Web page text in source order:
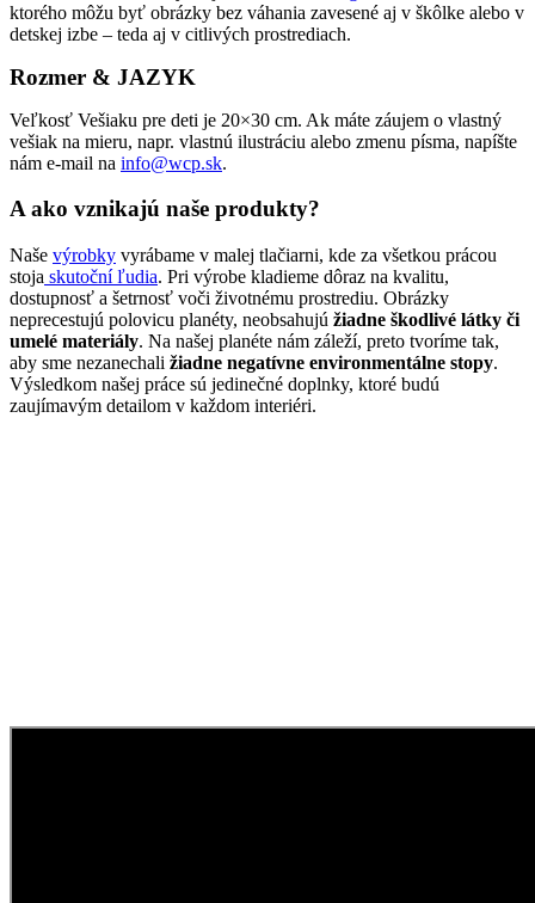
ktorého môžu byť obrázky bez váhania zavesené aj v škôlke alebo v
detskej izbe – teda aj v citlivých prostrediach.
Rozmer & JAZYK
Veľkosť Vešiaku pre deti je 20×30 cm. Ak máte záujem o vlastný
vešiak na mieru, napr. vlastnú ilustráciu alebo zmenu písma, napíšte
nám e-mail na info@wcp.sk.
A ako vznikajú naše produkty?
Naše výrobky vyrábame v malej tlačiarni, kde za všetkou prácou
stoja skutoční ľudia. Pri výrobe kladieme dôraz na kvalitu,
dostupnosť a šetrnosť voči životnému prostrediu. Obrázky
neprecestujú polovicu planéty, neobsahujú žiadne škodlivé látky či
umelé materiály. Na našej planéte nám záleží, preto tvoríme tak,
aby sme nezanechali žiadne negatívne environmentálne stopy.
Výsledkom našej práce sú jedinečné doplnky, ktoré budú
zaujímavým detailom v každom interiéri.